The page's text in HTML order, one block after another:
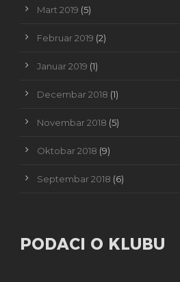
Mart 2019 (5)
Februar 2019 (2)
Januar 2019 (1)
Decembar 2018 (1)
Novembar 2018 (5)
Oktobar 2018 (9)
Septembar 2018 (6)
PODACI O KLUBU